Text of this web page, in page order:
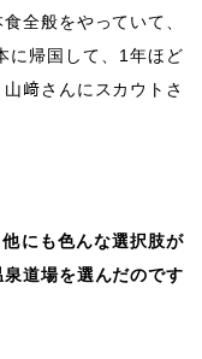
全般をやっていて、
に帰国して、1年ほど
﨑さんにスカウトさ
にも色んな選択肢が
道場を選んだのです